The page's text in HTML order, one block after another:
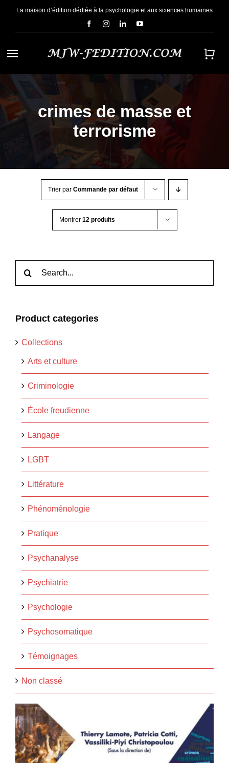
PasserLa maison d’édition dédiée à la psychologie et aux sciences humaines
Navigation
à
bascule
ACCUEIL
NOUS CONNAÎTRE
CONTACT
crimes de masse et
terrorisme
Trier par Commande par défaut
Montrer 12 produits
Product categories
Collections
Arts et culture
Criminologie
École freudienne
Langage
LGBT
Littérature
Phénoménologie
Pratique
Psychanalyse
Psychiatrie
Psychologie
Psychosomatique
Témoignages
Non classé